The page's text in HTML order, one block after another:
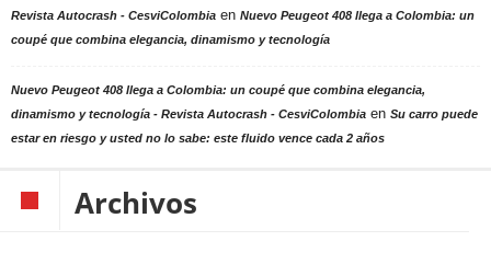
Revista Autocrash - CesviColombia en Nuevo Peugeot 408 llega a Colombia: un
coupé que combina elegancia, dinamismo y tecnología
Nuevo Peugeot 408 llega a Colombia: un coupé que combina elegancia,
dinamismo y tecnología - Revista Autocrash - CesviColombia en Su carro puede
estar en riesgo y usted no lo sabe: este fluido vence cada 2 años
Archivos